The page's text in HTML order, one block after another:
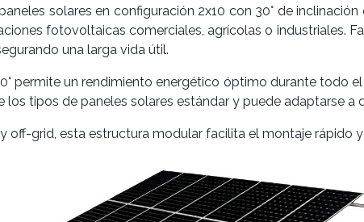
solares en configuración 2x10 con 30° de
fotovoltaicas comerciales, agrícolas o industriales.
una larga vida útil.
permite un rendimiento energético óptimo durante todo
tipos de paneles solares estándar y puede adaptarse a
off-grid, esta estructura modular facilita el montaje rápido